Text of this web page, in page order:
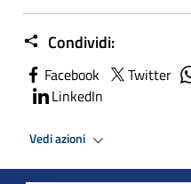
Condividi:
Facebook Twitter
LinkedIn
Vedi azioni